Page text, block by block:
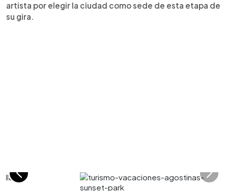
artista por elegir la ciudad como sede de esta etapa de
su gira.